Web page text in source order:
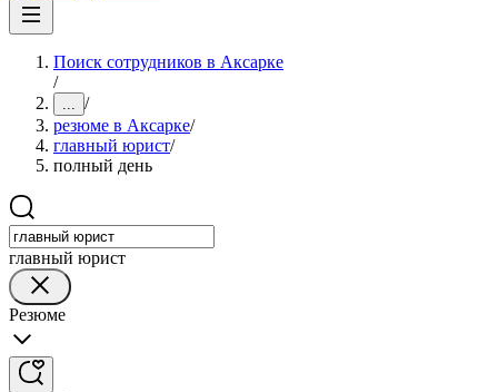
Поиск сотрудников в Аксарке
/
... /
резюме в Аксарке/
главный юрист/
полный день
главный юрист
Резюме